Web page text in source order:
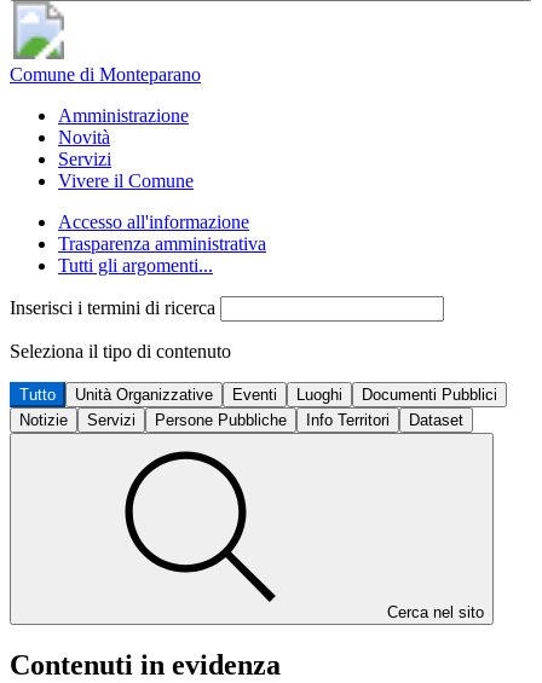
Comune di Monteparano
Amministrazione
Novità
Servizi
Vivere il Comune
Accesso all'informazione
Trasparenza amministrativa
Tutti gli argomenti...
Inserisci i termini di ricerca
Seleziona il tipo di contenuto
Tutto Unità Organizzative Eventi Luoghi
Documenti Pubblici
Notizie
Servizi Persone Pubbliche Info Territori Dataset
Cerca nel sito
Contenuti in evidenza